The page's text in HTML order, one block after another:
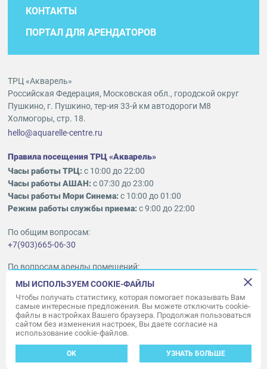
КОНТАКТЫ
ПОРТАЛ ДЛЯ АРЕНДАТОРОВ
ТРЦ «Акварель»
Российская Федерация, Московская обл., городской округ
Пушкино, г. Пушкино, тер-ия 33-й км автодороги М8
Холмогоры, стр. 18.
hello@aquarelle-centre.ru
Правила посещения ТРЦ «Акварель»
Часы работы ТРЦ:с 10:00 до 22:00
Часы работы АШАН:с 07:30 до 23:00
Часы работы Мори Синема:с 10:00 до 01:00
Режим работы службы приема:с 9:00 до 22:00
По общим вопросам:
+7(903)665-06-30
По вопросам аренды помещений:
ukleykina@nhood.com
+7(903)665-98-78
© ООО «Акварель» 2010–2026.
Все права защищены
Создание сайта —
МЫ ИСПОЛЬЗУЕМ COOKIE-ФАЙЛЫ
Чтобы получать статистику, которая помогает показывать Вам
самые интересные предложения. Вы можете отключить cookie-
файлы в настройках Вашего браузера. Продолжая пользоваться
сайтом без изменения настроек, Вы даете согласие на
использование cookie-файлов.
OK УЗНАТЬ БОЛЬШЕ